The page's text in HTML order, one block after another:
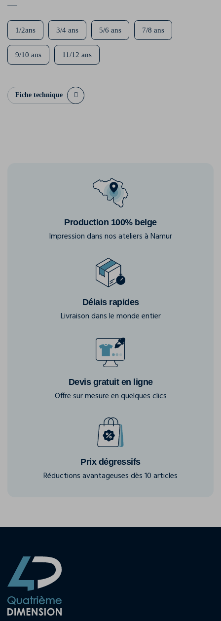
1/2ans 3/4 ans 5/6 ans 7/8 ans
9/10 ans 11/12 ans
Fiche technique
Production 100% belge
Impression dans nos ateliers à Namur
Délais rapides
Livraison dans le monde entier
Devis gratuit en ligne
Offre sur mesure en quelques clics
Prix dégressifs
Réductions avantageuses dès 10 articles